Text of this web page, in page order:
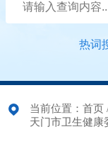
热词
当前位置： 首页
天门市卫生健康